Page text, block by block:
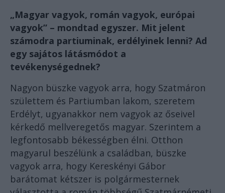
„Magyar vagyok, román vagyok, európai
vagyok” – mondtad egyszer. Mit jelent
számodra partiuminak, erdélyinek lenni? Ad
egy sajátos látásmódot a
tevékenységednek?
Nagyon büszke vagyok arra, hogy Szatmáron
születtem és Partiumban lakom, szeretem
Erdélyt, ugyanakkor nem vagyok az őseivel
kérkedő mellveregetős magyar. Szerintem a
legfontosabb békességben élni. Otthon
magyarul beszélünk a családban, büszke
vagyok arra, hogy Kereskényi Gábor
barátomat kétszer is polgármesternek